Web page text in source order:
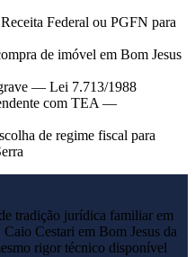
Federal ou PGFN para
de imóvel em Bom Jesus
— Lei 7.713/1988
com TEA —
de regime fiscal para
tradição jurídica familiar em
Cestari em Bom Jesus da
rigor técnico disponível